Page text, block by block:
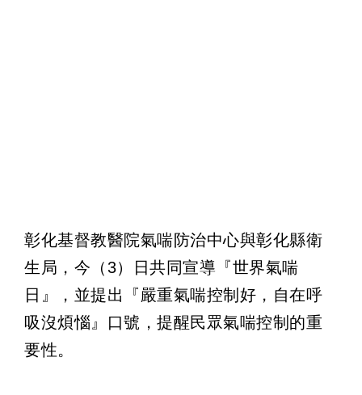
彰化基督教醫院氣喘防治中心與彰化縣衛
生局，今（3）日共同宣導『世界氣喘
日』，並提出『嚴重氣喘控制好，自在呼
吸沒煩惱』口號，提醒民眾氣喘控制的重
要性。